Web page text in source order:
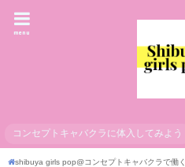
menu
コンセプトキャバクラに体入してみよう
shibuya girls pop@コンセプトキャバクラで働く